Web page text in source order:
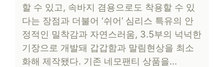
할 수 있고, 속바지 겸용으로도 착용할 수 있
다는 장점과 더불어 ‘쉬어’ 심리스 특유의 안
정적인 밀착감과 자연스러움, 3.5부의 넉넉한
기장으로 개발돼 갑갑함과 말림현상을 최소
화해 제작됐다. 기존 네모팬티 상품을…